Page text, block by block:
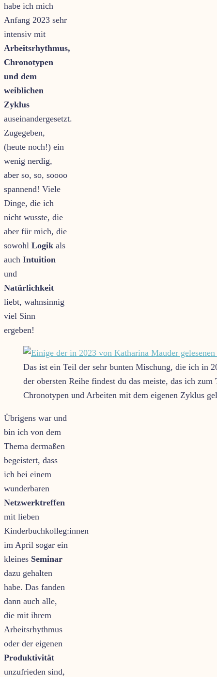
habe ich mich
Anfang 2023 sehr
intensiv mit
Arbeitsrhythmus,
Chronotypen
und dem
weiblichen
Zyklus
auseinandergesetzt.
Zugegeben,
(heute noch!) ein
wenig nerdig,
aber so, so, soooo
spannend! Viele
Dinge, die ich
nicht wusste, die
aber für mich, die
sowohl Logik als
auch Intuition
und
Natürlichkeit
liebt, wahnsinnig
viel Sinn
ergeben!
Das ist ein Teil der sehr bunten Mischung, die ich in
der obersten Reihe findest du das meiste, das ich zum
Chronotypen und Arbeiten mit dem eigenen Zyklus
Übrigens war und
bin ich von dem
Thema dermaßen
begeistert, dass
ich bei einem
wunderbaren
Netzwerktreffen
mit lieben
Kinderbuchkolleg:innen
im April sogar ein
kleines Seminar
dazu gehalten
habe. Das fanden
dann auch alle,
die mit ihrem
Arbeitsrhythmus
oder der eigenen
Produktivität
unzufrieden sind,